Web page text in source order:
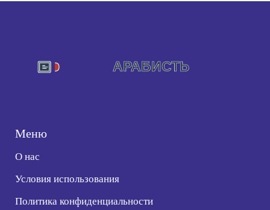
Меню
О нас
Условия использования
Политика конфиденциальности